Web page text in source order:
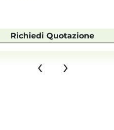
Richiedi Quotazione
‹ ›